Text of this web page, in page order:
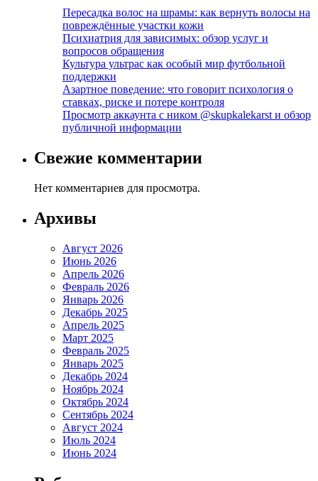
Пересадка волос на шрамы: как вернуть волосы на
повреждённые участки кожи
Психиатрия для зависимых: обзор услуг и
вопросов обращения
Культура ультрас как особый мир футбольной
поддержки
Азартное поведение: что говорит психология о
ставках, риске и потере контроля
Просмотр аккаунта с ником @skupkalekarst и обзор
публичной информации
Свежие комментарии
Нет комментариев для просмотра.
Архивы
Август 2026
Июнь 2026
Апрель 2026
Февраль 2026
Январь 2026
Декабрь 2025
Апрель 2025
Март 2025
Февраль 2025
Январь 2025
Декабрь 2024
Ноябрь 2024
Октябрь 2024
Сентябрь 2024
Август 2024
Июль 2024
Июнь 2024